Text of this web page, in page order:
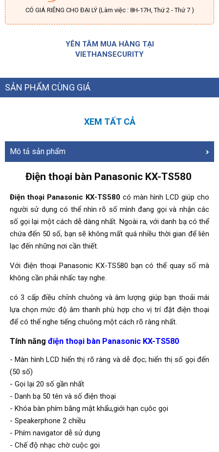
CÓ GIÁ RIÊNG CHO ĐẠI LÝ (Làm việc : 8H-17H, Thứ 2 - Thứ 7 )
YÊN TÂM MUA HÀNG TẠI
VIETHANSECURITY
SẢN PHẨM CÙNG GIÁ
XEM TẤT CẢ
Mô tả sản phẩm
Điện thoại bàn Panasonic KX-TS580
Điện thoại Panasonic KX-TS580 có màn hình LCD giúp cho
người sử dụng có thể nhìn rõ số mình đang gọi và nhận các
số gọi lại một cách dễ dàng nhất. Ngoài ra, với danh bạ có thể
chứa đến 50 số, bạn sẽ không mất quá nhiều thời gian để liên
lạc đến những nơi cần thiết.
Với điện thoại Panasonic KX-TS580 bạn có thể quay số mà
không cần phải nhấc tay nghe.
có 3 cấp điều chỉnh chuông và âm lượng giúp bạn thoải mái
lựa chọn mức độ âm thanh phù hợp cho vị trí đặt điện thoại
để có thể nghe tiếng chuông một cách rõ ràng nhất.
Tính năng điện thoại bàn Panasonic KX-TS580
- Màn hình LCD hiển thị rõ ràng và dễ đọc; hiển thị số gọi đến
(50 số)
- Gọi lại 20 số gần nhất
- Danh bạ 50 tên và số điện thoại
- Khóa bàn phím bằng mật khẩu,giới hạn cụôc gọi
- Speakerphone 2 chiều
- Phím navigator dễ sử dụng
- Chế độ nhạc chờ cuộc gọi